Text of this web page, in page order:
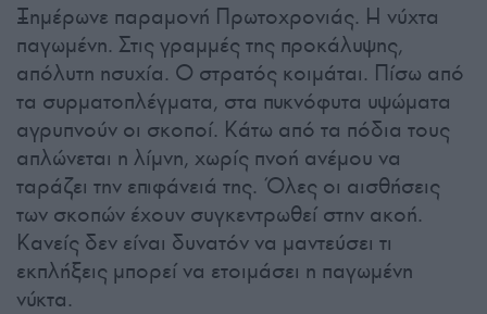
Ξημέρωνε παραμονή Πρωτοχρονιάς. Η νύχτα
παγωμένη. Στις γραμμές της προκάλυψης,
απόλυτη ησυχία. Ο στρατός κοιμάται. Πίσω από
τα συρματοπλέγματα, στα πυκνόφυτα υψώματα
αγρυπνούν οι σκοποί. Κάτω από τα πόδια τους
απλώνεται η λίμνη, χωρίς πνοή ανέμου να
ταράζει την επιφάνειά της. Όλες οι αισθήσεις
των σκοπών έχουν συγκεντρωθεί στην ακοή.
Κανείς δεν είναι δυνατόν να μαντεύσει τι
εκπλήξεις μπορεί να ετοιμάσει η παγωμένη
νύκτα.